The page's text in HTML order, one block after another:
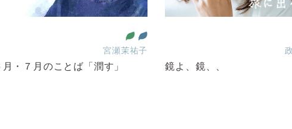
宮瀬茉祐子
月・７月のことば「潤す」 鏡よ、鏡、、